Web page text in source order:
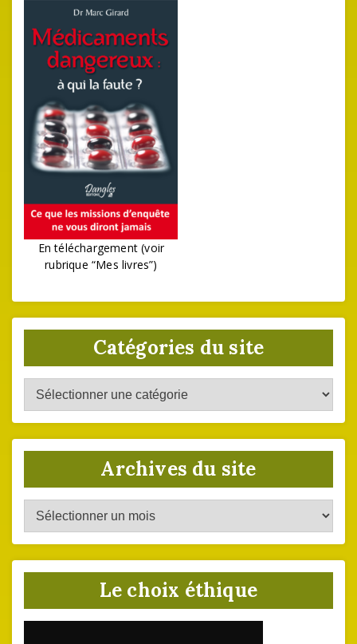
En téléchargement (voir
rubrique “Mes livres”)
Catégories du site
Catégories
du
site
Archives du site
Archives
du
site
Le choix éthique